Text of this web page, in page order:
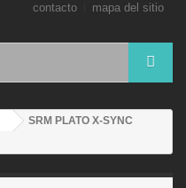
contacto mapa del sitio
SRM PLATO X-SYNC